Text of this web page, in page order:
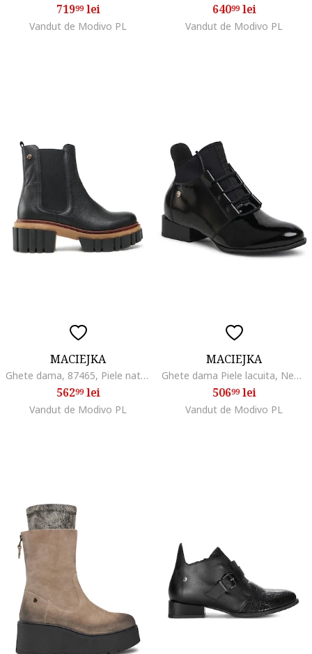
71999lei
Vandut de Modivo PL
64099lei
Vandut de Modivo PL
MACIEJKA
Ghete dama, 87465, Piele naturala, Negru
56299lei
Vandut de Modivo PL
MACIEJKA
Ghete dama Piele lacuita, Negru
50699lei
Vandut de Modivo PL